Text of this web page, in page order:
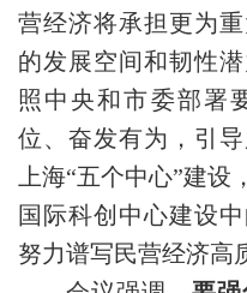
营经济将承担更为
的发展空间和韧性
照中央和市委部署
位、奋发有为，引
上海“五个中心”建
国际科创中心建设
努力谱写民营经济高